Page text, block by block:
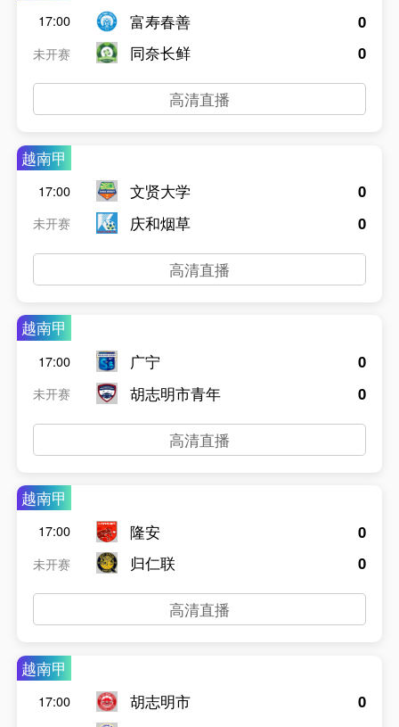
17:00
未开赛
富寿春善
同奈长鲜
0
0
高清直播
越南甲
17:00
未开赛
文贤大学
庆和烟草
0
0
高清直播
越南甲
17:00
未开赛
广宁
胡志明市青年
0
0
高清直播
越南甲
17:00
未开赛
隆安
归仁联
0
0
高清直播
越南甲
17:00
胡志明市
0